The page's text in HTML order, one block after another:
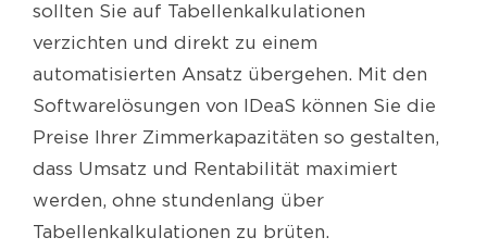
sollten Sie auf Tabellenkalkulationen
verzichten und direkt zu einem
automatisierten Ansatz übergehen. Mit den
Softwarelösungen von IDeaS können Sie die
Preise Ihrer Zimmerkapazitäten so gestalten,
dass Umsatz und Rentabilität maximiert
werden, ohne stundenlang über
Tabellenkalkulationen zu brüten.